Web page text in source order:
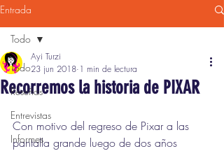
Entrada
Todo
Reseñas
Entrevistas
Informes
Todo
Recorremos la historia de PIXAR
Ayi Turzi
23 jun 2018 1 min de lectura
Con motivo del regreso de Pixar a las
pantalla grande luego de dos años